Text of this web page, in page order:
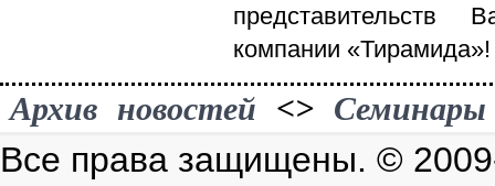
компании «Тирамида»!
Архив новостей <> Семинары
Все права защищены. ©